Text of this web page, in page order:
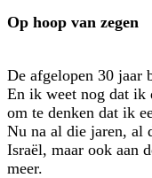
Op hoop van zegen
De afgelopen 30 jaar
En ik weet nog dat ik
om te denken dat ik
Nu na al die jaren, al
Israël, maar ook aan
meer.